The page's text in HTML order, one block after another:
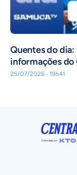
Quentes do
informações do
25/07/2026 · 19h41